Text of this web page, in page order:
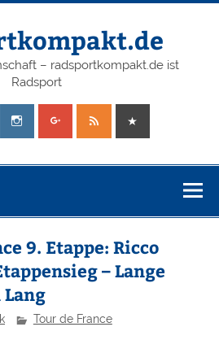
– radsportkompakt.de ist
Radsport
9. Etappe: Ricco
– Lange
Tour de France